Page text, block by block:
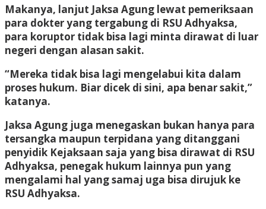
Makanya, lanjut Jaksa Agung lewat pemeriksaan
para dokter yang tergabung di RSU Adhyaksa,
para koruptor tidak bisa lagi minta dirawat di luar
negeri dengan alasan sakit.
“Mereka tidak bisa lagi mengelabui kita dalam
proses hukum. Biar dicek di sini, apa benar sakit,”
katanya.
Jaksa Agung juga menegaskan bukan hanya para
tersangka maupun terpidana yang ditanggani
penyidik Kejaksaan saja yang bisa dirawat di RSU
Adhyaksa, penegak hukum lainnya pun yang
mengalami hal yang samaj uga bisa dirujuk ke
RSU Adhyaksa.